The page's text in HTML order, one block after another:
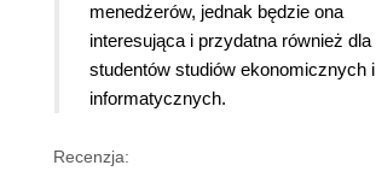
menedżerów, jednak będzie ona
interesująca i przydatna również dla
studentów studiów ekonomicznych i
informatycznych.
Recenzja: